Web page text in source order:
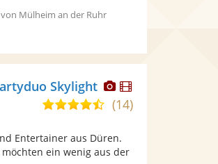
Mülheim an der Ruhr
Dieser
Künstler
stellt
bereit.
Dieser
Künstler
Skylight
4,7
5
Sternen
(14)
Entertainer aus Düren.
ein wenig aus der